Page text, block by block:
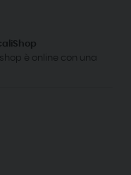
è online con una